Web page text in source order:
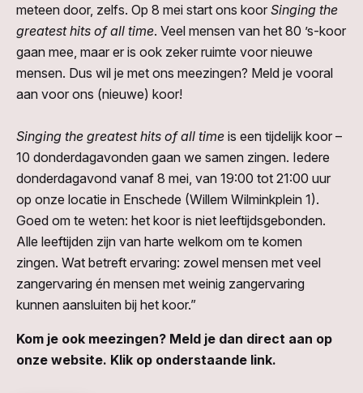
meteen door, zelfs. Op 8 mei start ons koor Singing the
greatest hits of all time. Veel mensen van het 80 ’s-koor
gaan mee, maar er is ook zeker ruimte voor nieuwe
mensen. Dus wil je met ons meezingen? Meld je vooral
aan voor ons (nieuwe) koor!
Singing the greatest hits of all time is een tijdelijk koor –
10 donderdagavonden gaan we samen zingen. Iedere
donderdagavond vanaf 8 mei, van 19:00 tot 21:00 uur
op onze locatie in Enschede (Willem Wilminkplein 1).
Goed om te weten: het koor is niet leeftijdsgebonden.
Alle leeftijden zijn van harte welkom om te komen
zingen. Wat betreft ervaring: zowel mensen met veel
zangervaring én mensen met weinig zangervaring
kunnen aansluiten bij het koor.”
Kom je ook meezingen? Meld je dan direct aan op
onze website. Klik op onderstaande link.